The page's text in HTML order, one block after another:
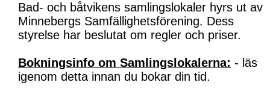
Bad- och båtvikens samlingslokaler hyrs ut av
Minnebergs Samfällighetsförening. Dess
styrelse har beslutat om regler och priser.
Bokningsinfo om Samlingslokalerna: - läs
igenom detta innan du bokar din tid.